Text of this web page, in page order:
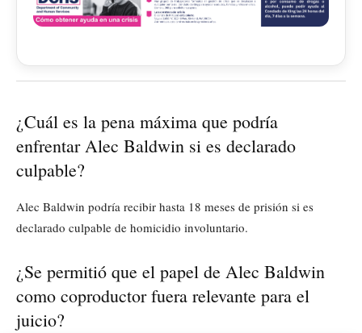
¿Cuál es la pena máxima que podría
enfrentar Alec Baldwin si es declarado
culpable?
Alec Baldwin podría recibir hasta 18 meses de prisión si es
declarado culpable de homicidio involuntario.
¿Se permitió que el papel de Alec Baldwin
como coproductor fuera relevante para el
juicio?